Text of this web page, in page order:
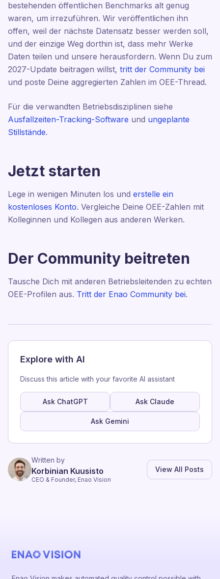
bestehenden öffentlichen Benchmarks alt genug
waren, um irrezuführen. Wir veröffentlichen ihn
offen, weil der nächste Datensatz besser werden soll,
und der einzige Weg dorthin ist, dass mehr Werke
Daten teilen und unsere herausfordern. Wenn Du zum
2027-Update beitragen willst, tritt der Community bei
und poste Deine aggregierten Zahlen im OEE-Thread.
Für die verwandten Betriebsdisziplinen siehe
Ausfallzeiten-Tracking-Software und ungeplante
Stillstände.
Jetzt starten
Lege in wenigen Minuten los und erstelle ein
kostenloses Konto. Vergleiche Deine OEE-Zahlen mit
Kolleginnen und Kollegen aus anderen Werken.
Der Community beitreten
Tausche Dich mit anderen Betriebsleitenden zu echten
OEE-Profilen aus. Tritt der Enao Community bei.
Explore with AI
Discuss this article with your favorite AI assistant
Ask ChatGPT Ask Claude
Ask Gemini
Written by
Korbinian Kuusisto
CEO & Founder, Enao Vision
View All Posts